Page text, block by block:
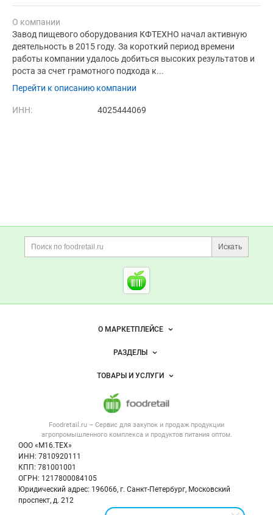
О компании
Завод пищевого оборудования КФТЕХНО начал активную
деятельность в 2015 году. За короткий период времени
работы компании удалось добиться высоких результатов и
роста за счет грамотного подхода к...
Перейти к описанию компании
ИНН: 4025444069
Дополнительная информация
Поиск по сайту и
Искать
Cсылки на полезные
Foodretail.ru
— продукты
Важные разделы и контакты
Foodretail.ru – Сервис для закупок и продаж продукции
агропромышленного комплекса и продуктов питания оптом.
ООО «М16.ТЕХ»
ИНН: 7810920111
КПП: 781001001
ОГРН: 1217800084105
Юридический адрес: 196066, г. Санкт-Петербург, Московский
проспект, д. 212
Навигация по сайтуО МАРКЕТПЛЕЙСЕ
Новости Foodretail.ru
Размещение рекламы
Публичная оферта
Контактная информация
Политика обработки персональных данных
РАЗДЕЛЫ
Объявления
Новости рынка
Вакансии
ТОВАРЫ И УСЛУГИ
Напитки, соки, вода
Оборудование для пищепрома
Информация о компаниях
Карта объявлений